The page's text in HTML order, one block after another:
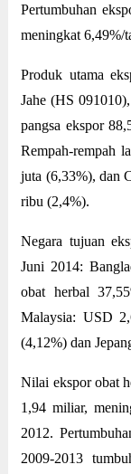
Pertumbuhan
meningkat 6,49%/
Produk utama
Jahe (HS
pangsa ekspor
Rempah-rempah
juta (6,33%), dan
ribu (2,4%).
Negara tujuan
Juni 2014:
obat herbal
Malaysia: USD
(4,12%) dan
Nilai ekspor obat
1,94 miliar,
2012.
2009-2013